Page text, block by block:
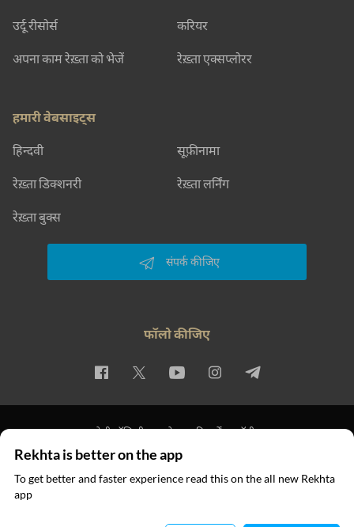
उर्दू रीसोर्स
अपना काम रेख़्ता को भेजें
करियर
रेख़्ता एक्सप्लोरर
हमारी वेबसाइट्स
हिन्दवी सूफ़ीनामा
रेख़्ता डिक्शनरी रेख़्ता लर्निंग
रेख़्ता बुक्स
संपर्क कीजिए
फॉलो कीजिए
प्राइवेसी पॉलिसी इस्तेमाल की शर्तें कॉपीराइट
© 2026 Rekhta™ Foundation. All rights reserved.
Rekhta is better on the app
To get better and faster experience read this on the all new Rekhta
app